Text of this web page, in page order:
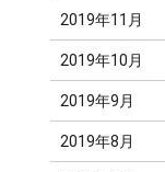
2019年11月
2019年10月
2019年9月
2019年8月